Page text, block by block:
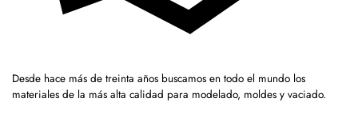
Desde hace más de treinta años buscamos en todo el mundo los
materiales de la más alta calidad para modelado, moldes y vaciado.